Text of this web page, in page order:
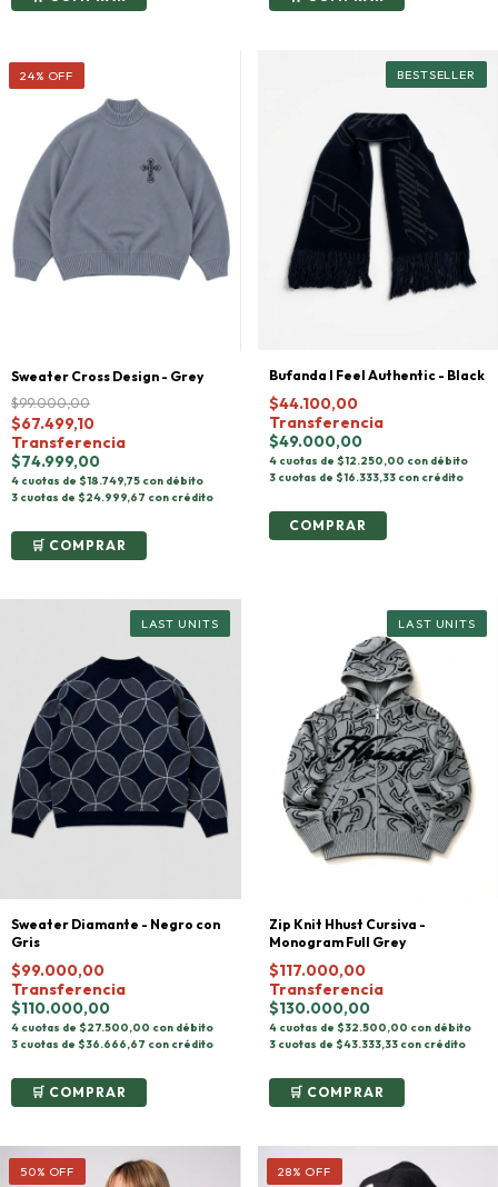
24% OFF
Sweater Cross Design - Grey
$99.000,00
$67.499,10
Transferencia
$74.999,00
4 cuotas de $18.749,75 con débito
3 cuotas de $24.999,67 con crédito
COMPRAR
Bufanda I Feel Authentic - Black
$44.100,00
Transferencia
$49.000,00
4 cuotas de $12.250,00 con débito
3 cuotas de $16.333,33 con crédito
Sweater Diamante - Negro con
Gris
$99.000,00
Transferencia
$110.000,00
4 cuotas de $27.500,00 con débito
3 cuotas de $36.666,67 con crédito
COMPRAR
Zip Knit Hhust Cursiva -
Monogram Full Grey
$117.000,00
Transferencia
$130.000,00
4 cuotas de $32.500,00 con débito
3 cuotas de $43.333,33 con crédito
COMPRAR
50% OFF 28% OFF